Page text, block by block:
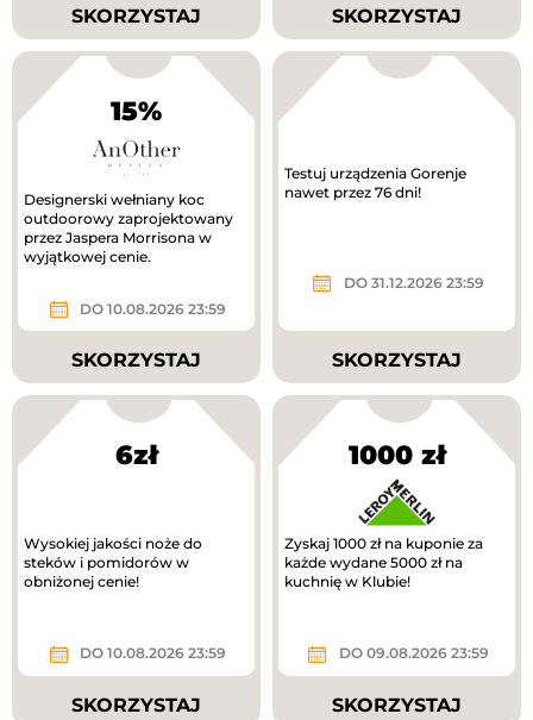
SKORZYSTAJ SKORZYSTAJ
15%
Designerski wełniany koc
outdoorowy zaprojektowany
przez Jaspera Morrisona w
wyjątkowej cenie.
DO 10.08.2026 23:59
SKORZYSTAJ
Testuj urządzenia Gorenje
nawet przez 76 dni!
DO 31.12.2026 23:59
SKORZYSTAJ
6zł
Wysokiej jakości noże do
steków i pomidorów w
obniżonej cenie!
DO 10.08.2026 23:59
SKORZYSTAJ
1000 zł
Zyskaj 1000 zł na kuponie za
każde wydane 5000 zł na
kuchnię w Klubie!
DO 09.08.2026 23:59
SKORZYSTAJ